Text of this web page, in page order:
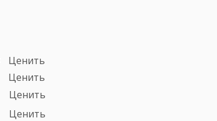
Ценить
Ценить
Ценить
Ценить